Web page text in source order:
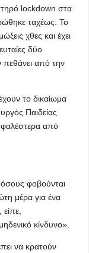
lockdown στα
ταχέως. Το
χθες και έχει
δύο
από την
το δικαίωμα
Παιδείας
από
φοβούνται
μέρα για ένα
κίνδυνο».
να κρατούν